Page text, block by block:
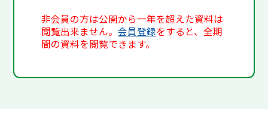
非会員の方は公開から一年を超えた資料は
閲覧出来ません。会員登録をすると、全期
間の資料を閲覧できます。